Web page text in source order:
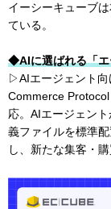
イーシーキューブ
ている。
◆AIに選ばれる「エ
▷AIエージェント向
Commerce
応。AIエージェン
義ファイルを標準
し、新たな集客・